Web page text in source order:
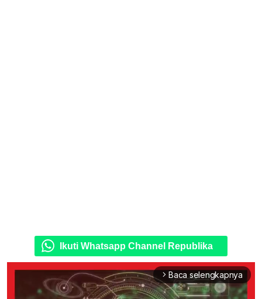
Ikuti Whatsapp Channel Republika
arrow_forward_ios Baca selengkapnya